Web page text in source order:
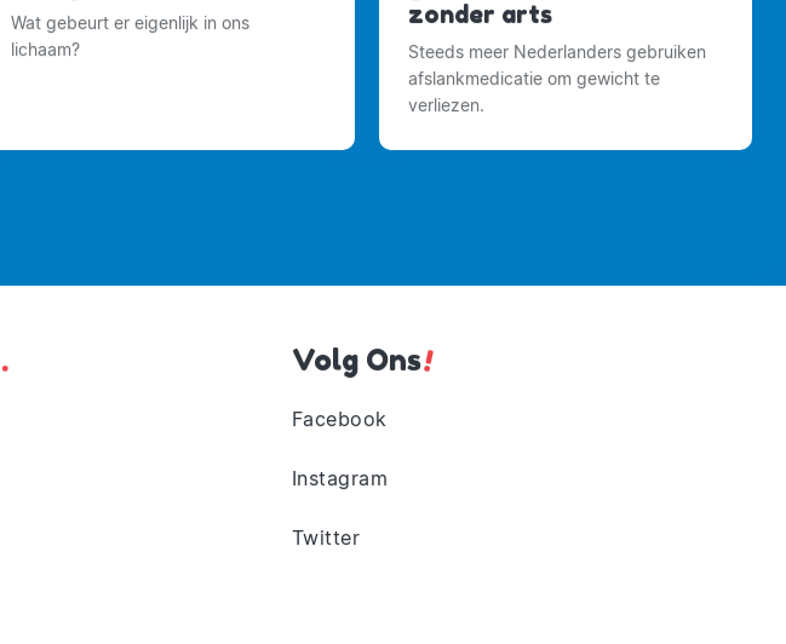
Wat gebeurt er eigenlijk in ons
lichaam?
zonder arts
Steeds meer Nederlanders gebruiken
afslankmedicatie om gewicht te
verliezen.
. Volg Ons!
Facebook
Instagram
Twitter